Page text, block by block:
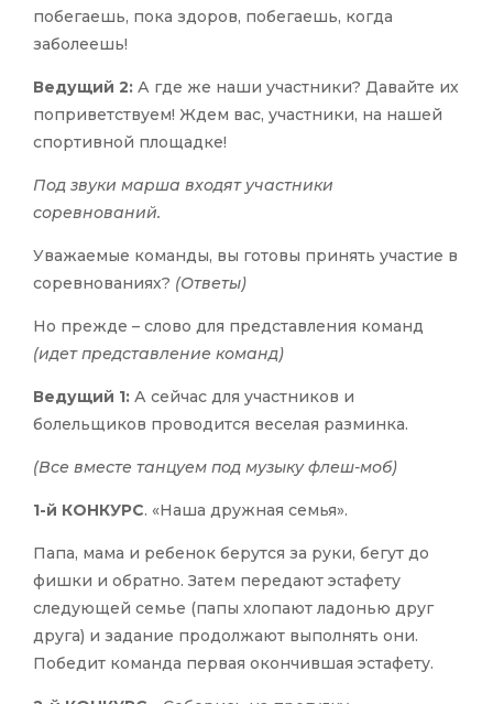
побегаешь, пока здоров, побегаешь, когда
заболеешь!
Ведущий 2: А где же наши участники? Давайте их
поприветствуем! Ждем вас, участники, на нашей
спортивной площадке!
Под звуки марша входят участники
соревнований.
Уважаемые команды, вы готовы принять участие в
соревнованиях? (Ответы)
Но прежде – слово для представления команд
(идет представление команд)
Ведущий 1: А сейчас для участников и
болельщиков проводится веселая разминка.
(Все вместе танцуем под музыку флеш-моб)
1-й КОНКУРС. «Наша дружная семья».
Папа, мама и ребенок берутся за руки, бегут до
фишки и обратно. Затем передают эстафету
следующей семье (папы хлопают ладонью друг
друга) и задание продолжают выполнять они.
Победит команда первая окончившая эстафету.